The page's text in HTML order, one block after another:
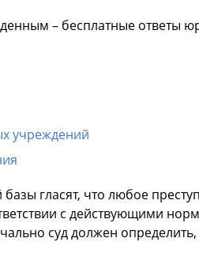
– бесплатные ответы
учреждений
гласят, что любое
с действующими
суд должен